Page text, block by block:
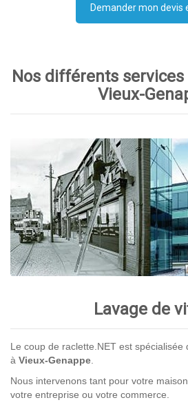
Demander mon devis
Nos différents
Vieux-
Lavage de
Le coup de raclette.NET est spécialisée
à Vieux-Genappe.
Nous intervenons tant pour votre
votre entreprise ou votre commerce.